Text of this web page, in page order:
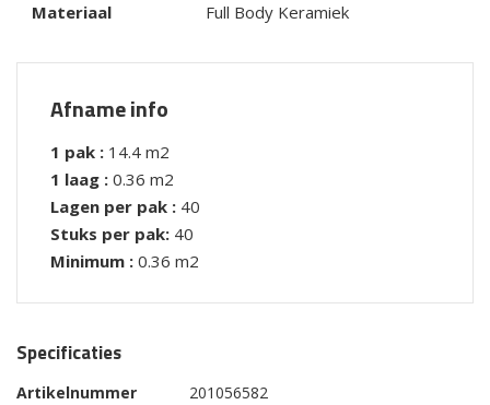
Materiaal
Full Body Keramiek
Afname info
1 pak : 14.4 m2
1 laag : 0.36 m2
Lagen per pak : 40
Stuks per pak: 40
Minimum : 0.36 m2
Specificaties
Artikelnummer
201056582